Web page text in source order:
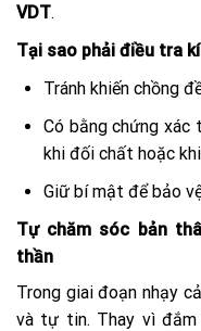
VDT.
Tại sao phải điều tra
Tránh khiến chồng
Có bằng chứng xác
khi đối chất hoặc
Giữ bí mật để bảo
Tự chăm sóc bản
thần
Trong giai đoạn nhạy
và tự tin. Thay vì đắm